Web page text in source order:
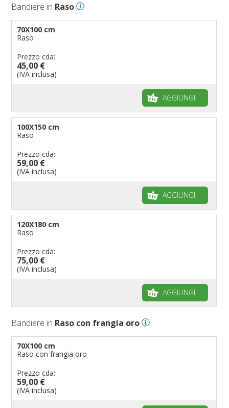
Bandiere in Raso
70X100 cm
Raso
Prezzo cda:
45,00 €
(IVA inclusa)
AGGIUNGI
100X150 cm
Raso
Prezzo cda:
59,00 €
(IVA inclusa)
AGGIUNGI
120X180 cm
Raso
Prezzo cda:
75,00 €
(IVA inclusa)
AGGIUNGI
Bandiere in Raso con frangia oro
70X100 cm
Raso con frangia oro
Prezzo cda:
59,00 €
(IVA inclusa)